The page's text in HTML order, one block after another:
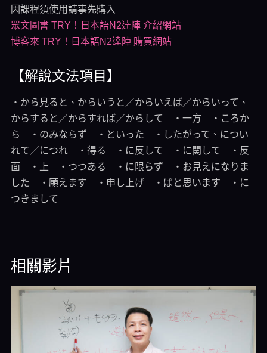
因課程須使用請事先購入
眾文圖書 TRY！日本語N2達陣 介紹網站
博客來 TRY！日本語N2達陣 購買網站
【解說文法項目】
・から見ると、からいうと／からいえば／からいって、
からすると／からすれば／からして ・一方 ・ころか
ら ・のみならず ・といった ・したがって、につい
れて／につれ ・得る ・に反して ・に関して ・反
面 ・上 ・つつある ・に限らず ・お見えになりま
した ・願えます ・申し上げ ・ばと思います ・に
つきまして
相關影片